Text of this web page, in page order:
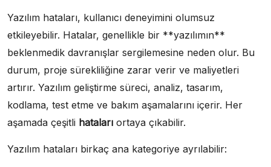
Yazılım hataları, kullanıcı deneyimini olumsuz
etkileyebilir. Hatalar, genellikle bir **yazılımın**
beklenmedik davranışlar sergilemesine neden olur. Bu
durum, proje sürekliliğine zarar verir ve maliyetleri
artırır. Yazılım geliştirme süreci, analiz, tasarım,
kodlama, test etme ve bakım aşamalarını içerir. Her
aşamada çeşitli hataları ortaya çıkabilir.
Yazılım hataları birkaç ana kategoriye ayrılabilir: